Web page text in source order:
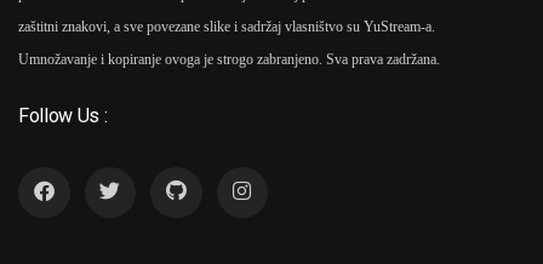
zaštitni znakovi, a sve povezane slike i sadržaj vlasništvo su YuStream-a.
Umnožavanje i kopiranje ovoga je strogo zabranjeno. Sva prava zadržana.
Follow Us :